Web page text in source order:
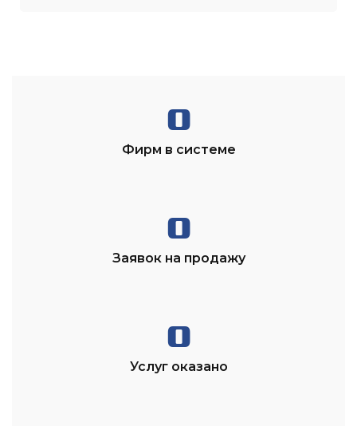
0
Фирм в системе
0
Заявок на продажу
0
Услуг оказано